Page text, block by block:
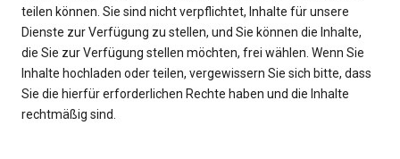
teilen können. Sie sind nicht verpflichtet, Inhalte für unsere
Dienste zur Verfügung zu stellen, und Sie können die Inhalte,
die Sie zur Verfügung stellen möchten, frei wählen. Wenn Sie
Inhalte hochladen oder teilen, vergewissern Sie sich bitte, dass
Sie die hierfür erforderlichen Rechte haben und die Inhalte
rechtmäßig sind.